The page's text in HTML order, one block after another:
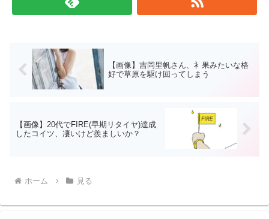
【画像】吉岡里帆さん、衤果みたいな格
好で草原を駆け回ってしまう
【画像】20代でFIRE(早期リタイヤ)達成
したコイツ、凄いけど羨ましいか？
ホーム 見る